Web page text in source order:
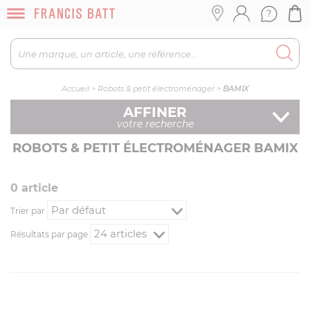
Accueil > Robots & petit électroménager> BAMIX
AFFINER
votre recherche
ROBOTS & PETIT ÉLECTROMÉNAGER BAMIX
0 article
Trier par
Résultats par page